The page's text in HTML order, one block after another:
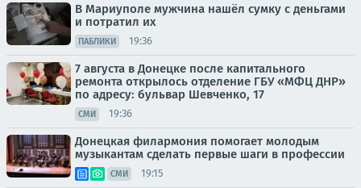
В Мариуполе мужчина нашёл сумку с деньгами
и потратил их
ПАБЛИКИ 19:36
7 августа в Донецке после капитального
ремонта открылось отделение ГБУ «МФЦ ДНР»
по адресу: бульвар Шевченко, 17
СМИ 19:36
Донецкая филармония помогает молодым
музыкантам сделать первые шаги в профессии
СМИ 19:15